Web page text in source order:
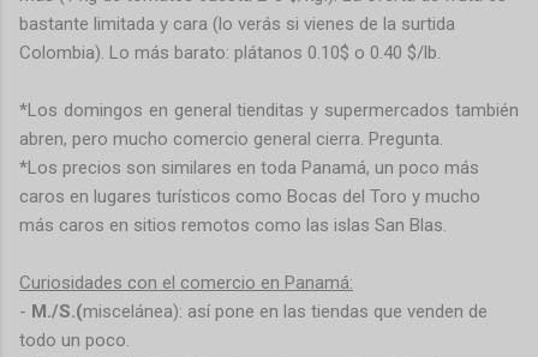
bastante limitada y cara (lo verás si vienes de la surtida
Colombia). Lo más barato: plátanos 0.10$ o 0.40 $/lb.
*Los domingos en general tienditas y supermercados también
abren, pero mucho comercio general cierra. Pregunta.
*Los precios son similares en toda Panamá, un poco más
caros en lugares turísticos como Bocas del Toro y mucho
más caros en sitios remotos como las islas San Blas.
Curiosidades con el comercio en Panamá:
- M./S.(miscelánea): así pone en las tiendas que venden de
todo un poco.